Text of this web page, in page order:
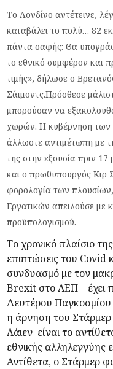
Το Λονδίνο αντέτεινε,
καταβάλει το πολύ… 82
πάντα σαφής: Θα
το εθνικό συμφέρον και
τιμής», δήλωσε ο
Σάιμοντς.Πρόσθεσε
μπορούσαν να
χωρών. Η κυβέρνηση των
άλλωστε αντιμέτωπη με
της στην εξουσία πριν
και ο πρωθυπουργός Κιρ
φορολογία των
Εργατικών απειλούσε με
προϋπολογισμού.
Το χρονικό πλαίσιο
επιπτώσεις του Covid
συνδυασμό με τον
Brexit στο ΑΕΠ – έχει
Δευτέρου Παγκοσμίου
η άρνηση του
Λάιεν είναι το
εθνικής αλληλεγγύης
Αντίθετα, ο Στάρμερ